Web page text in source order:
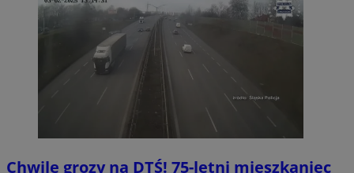
Chwile grozy na DTŚ! 75-letni mieszkaniec